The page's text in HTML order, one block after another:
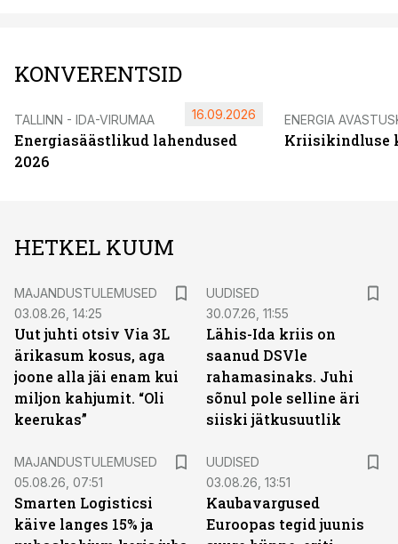
KONVERENTSID
TALLINN - IDA-VIRUMAA
Energiasäästlikud lahendused
2026
16.09.2026 ENERGIA
Kriisikindluse
HETKEL KUUM
MAJANDUSTULEMUSED
03.08.26, 14:25
Uut juhti otsiv Via 3L
ärikasum kosus, aga
joone alla jäi enam kui
miljon kahjumit. “Oli
keerukas”
UUDISED
30.07.26, 11:55
Lähis-Ida kriis on
saanud DSVle
rahamasinaks. Juhi
sõnul pole selline äri
siiski jätkusuutlik
MAJANDUSTULEMUSED
05.08.26, 07:51
Smarten Logisticsi
käive langes 15% ja
UUDISED
03.08.26, 13:51
Kaubavargused
Euroopas tegid juunis